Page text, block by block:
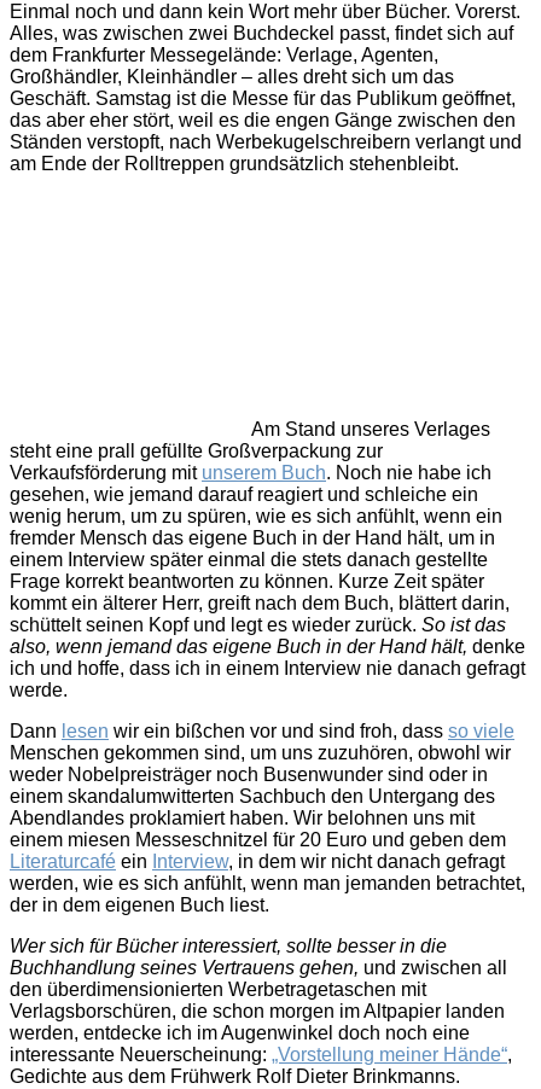
Einmal noch und dann kein Wort mehr über Bücher. Vorerst.
Alles, was zwischen zwei Buchdeckel passt, findet sich auf
dem Frankfurter Messegelände: Verlage, Agenten,
Großhändler, Kleinhändler – alles dreht sich um das
Geschäft. Samstag ist die Messe für das Publikum geöffnet,
das aber eher stört, weil es die engen Gänge zwischen den
Ständen verstopft, nach Werbekugelschreibern verlangt und
am Ende der Rolltreppen grundsätzlich stehenbleibt.
Am Stand unseres Verlages
steht eine prall gefüllte Großverpackung zur
Verkaufsförderung mit unserem Buch. Noch nie habe ich
gesehen, wie jemand darauf reagiert und schleiche ein
wenig herum, um zu spüren, wie es sich anfühlt, wenn ein
fremder Mensch das eigene Buch in der Hand hält, um in
einem Interview später einmal die stets danach gestellte
Frage korrekt beantworten zu können. Kurze Zeit später
kommt ein älterer Herr, greift nach dem Buch, blättert darin,
schüttelt seinen Kopf und legt es wieder zurück. So ist das
also, wenn jemand das eigene Buch in der Hand hält, denke
ich und hoffe, dass ich in einem Interview nie danach gefragt
werde.
Dann lesen wir ein bißchen vor und sind froh, dass so viele
Menschen gekommen sind, um uns zuzuhören, obwohl wir
weder Nobelpreisträger noch Busenwunder sind oder in
einem skandalumwitterten Sachbuch den Untergang des
Abendlandes proklamiert haben. Wir belohnen uns mit
einem miesen Messeschnitzel für 20 Euro und geben dem
Literaturcafé ein Interview, in dem wir nicht danach gefragt
werden, wie es sich anfühlt, wenn man jemanden betrachtet,
der in dem eigenen Buch liest.
Wer sich für Bücher interessiert, sollte besser in die
Buchhandlung seines Vertrauens gehen, und zwischen all
den überdimensionierten Werbetragetaschen mit
Verlagsborschüren, die schon morgen im Altpapier landen
werden, entdecke ich im Augenwinkel doch noch eine
interessante Neuerscheinung: „Vorstellung meiner Hände“,
Gedichte aus dem Frühwerk Rolf Dieter Brinkmanns.